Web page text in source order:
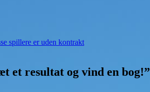
spillere er uden kontrakt
et resultat og vind en bog!”